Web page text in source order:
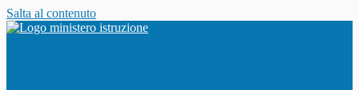
Salta al contenuto